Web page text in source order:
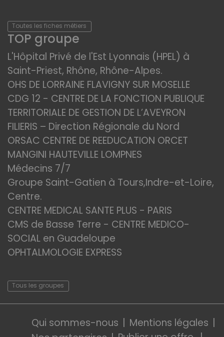
Toutes les fiches métiers
TOP groupe
L'Hôpital Privé de l'Est Lyonnais (HPEL) à
Saint-Priest, Rhône, Rhône-Alpes.
OHS DE LORRAINE FLAVIGNY SUR MOSELLE
CDG 12 - CENTRE DE LA FONCTION PUBLIQUE
TERRITORIALE DE GESTION DE L’AVEYRON
FILIERIS – Direction Régionale du Nord
ORSAC CENTRE DE REEDUCATION ORCET
MANGINI HAUTEVILLE LOMPNES
Médecins 7/7
Groupe Saint-Gatien à Tours,Indre-et-Loire,
Centre.
CENTRE MEDICAL SANTE PLUS - PARIS
CMS de Basse Terre - CENTRE MEDICO-
SOCIAL en Guadeloupe
OPHTALMOLOGIE EXPRESS
Tous les groupes
Qui sommes-nous
Mentions légales